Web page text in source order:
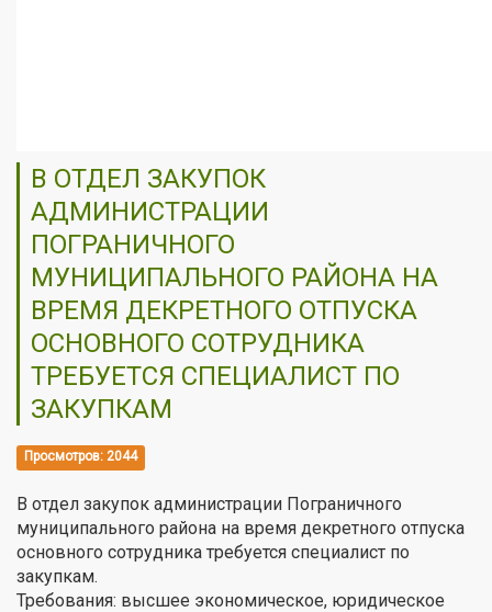
В ОТДЕЛ ЗАКУПОК
АДМИНИСТРАЦИИ
ПОГРАНИЧНОГО
МУНИЦИПАЛЬНОГО РАЙОНА НА
ВРЕМЯ ДЕКРЕТНОГО ОТПУСКА
ОСНОВНОГО СОТРУДНИКА
ТРЕБУЕТСЯ СПЕЦИАЛИСТ ПО
ЗАКУПКАМ
Просмотров: 2044
В отдел закупок администрации Пограничного
муниципального района на время декретного отпуска
основного сотрудника требуется специалист по
закупкам.
Требования: высшее экономическое, юридическое